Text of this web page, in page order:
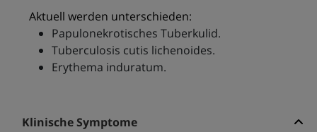
Aktuell werden unterschieden:
Papulonekrotisches Tuberkulid.
Tuberculosis cutis lichenoides.
Erythema induratum.
Klinische Symptome